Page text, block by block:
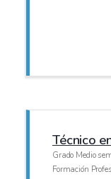
Técnico
Grado Medio
Formación